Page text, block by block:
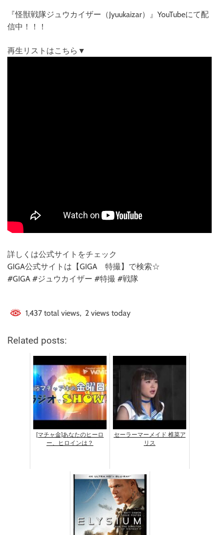
『怪獣戦隊ジュウカイザー（Jyuukaizar）』YouTubeにて配
信中！！！
再生リストはこちら▼
詳しくは公式サイトをチェック
GIGA公式サイトは【GIGA 特撮】で検索☆
#GIGA #ジュウカイザー #特撮 #戦隊
1,437 total views, 2 views today
Related posts:
[マチャ金]あなたのヒーロ
ー、ヒロインは？
セーラーマーメイド 椎菜ア
リス